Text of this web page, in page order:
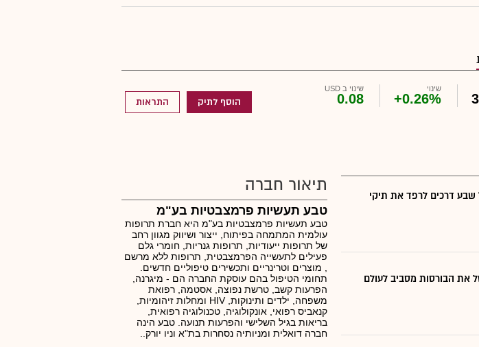
שינוי
+0.26%
שינוי ב USD
0.08 הוסף לתיק התראות
שבע דרכים לרפד את תיקי
את הבורסות מסביב לעולם
תיאור חברה
טבע תעשיות פרמצבטיות בע"מ
טבע תעשיות פרמצבטיות בע"מ היא חברת תרופות
עולמית המתמחה בפיתוח, ייצור ושיווק מגוון רחב
של תרופות ייעודיות, תרופות גנריות, חומרי גלם
פעילים לתעשייה הפרמצבטית, תרופות ללא מרשם
, מוצרים וטרינריים ותכשירים טיפוליים חדשים.
תחומי הטיפול בהם עוסקת החברה הם - מיגרנה,
הפרעות קשב, טרשת נפוצה, אסטמה, רפואת
משפחה, ילדים ותינוקות, HIV ומחלות זיהומיות,
קנאביס רפואי, אונקולוגיה, טכנולוגיה רפואית,
בריאות בגיל השלישי והפרעות תנועה. טבע הינה
חברה דואלית ומניותיה נסחרות בת"א וניו יורק..